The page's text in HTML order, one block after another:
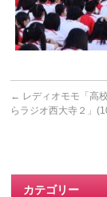
← レディオモモ「高
らラジオ西大寺２」
カテゴリー